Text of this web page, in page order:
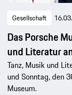
Gesellschaft
Das Porsche
und Literatur
Tanz, Musik und
und Sonntag, den
Museum.